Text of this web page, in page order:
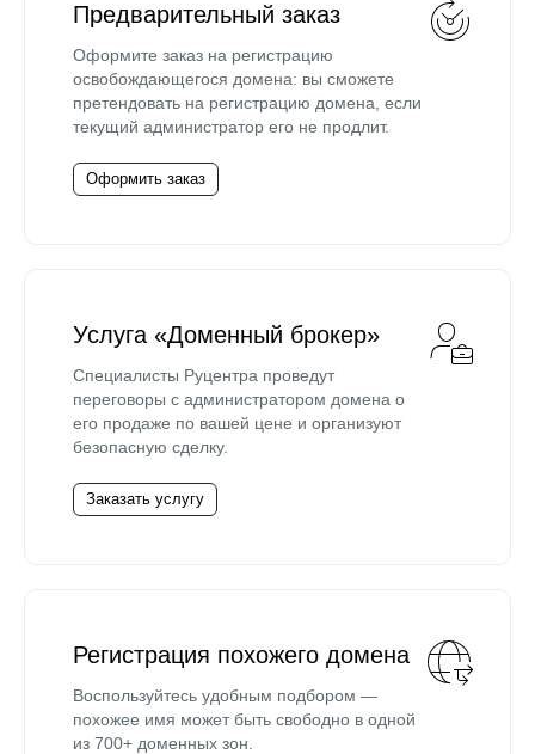
Предварительный заказ
Оформите заказ на регистрацию
освобождающегося домена: вы сможете
претендовать на регистрацию домена, если
текущий администратор его не продлит.
Оформить заказ
Услуга «Доменный брокер»
Специалисты Руцентра проведут
переговоры с администратором домена о
его продаже по вашей цене и организуют
безопасную сделку.
Заказать услугу
Регистрация похожего домена
Воспользуйтесь удобным подбором —
похожее имя может быть свободно в одной
из 700+ доменных зон.